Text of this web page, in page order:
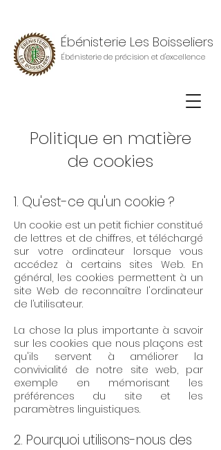
Ébénisterie Les Boisseliers
Ébénisterie de précision et d'excellence
Politique en matière
de cookies
1. Qu'est-ce qu'un cookie ?
Un cookie est un petit fichier constitué
de lettres et de chiffres, et téléchargé
sur votre ordinateur lorsque vous
accédez à certains sites Web. En
général, les cookies permettent à un
site Web de reconnaître l'ordinateur
de l’utilisateur.
La chose la plus importante à savoir
sur les cookies que nous plaçons est
qu'ils servent à améliorer la
convivialité de notre site web, par
exemple en mémorisant les
préférences du site et les
paramètres linguistiques.
2. Pourquoi utilisons-nous des